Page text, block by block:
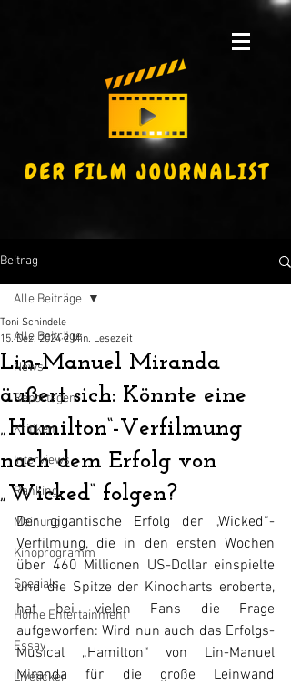
Beitrag
Alle Beiträge
News
Reportagen
Kritiken
Interviews
Ranking
Meinung
Kinoprogramm
Specials
Home Entertainment
Essay
Liveticker
Alle Beiträge
Lin-Manuel Miranda
äußert sich: Könnte eine
„Hamilton“-Verfilmung
nach dem Erfolg von
„Wicked“ folgen?
Toni Schindele
15. Dez. 2024 2 Min. Lesezeit
Der gigantische Erfolg der „Wicked“-
Verfilmung, die in den ersten Wochen
über 460 Millionen US-Dollar einspielte
und die Spitze der Kinocharts eroberte,
hat bei vielen Fans die Frage
aufgeworfen: Wird nun auch das Erfolgs-
Musical „Hamilton“ von Lin-Manuel
Miranda für die große Leinwand